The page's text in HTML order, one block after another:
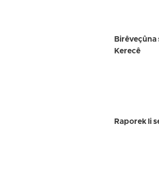
Birêveçûna
Kerecê
Raporek li